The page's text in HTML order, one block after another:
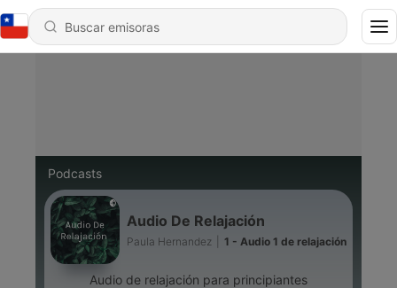
Podcasts
Audio De Relajación
Paula Hernandez 1 - Audio 1 de relajación
Audio de relajación para principiantes